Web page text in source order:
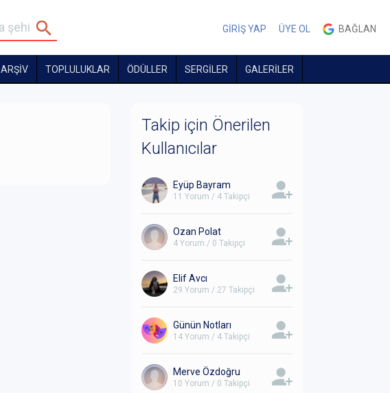
GİRİŞ YAP ÜYE OL BAĞLAN
ARŞİV TOPLULUKLAR ÖDÜLLER SERGİLER GALERİLER
Takip için Önerilen
Kullanıcılar
Eyüp Bayram
11 Yorum / 4 Takipçi
Ozan Polat
4 Yorum / 0 Takipçi
Elif Avcı
29 Yorum / 27 Takipçi
Günün Notları
14 Yorum / 4 Takipçi
Merve Özdoğru
10 Yorum / 0 Takipçi